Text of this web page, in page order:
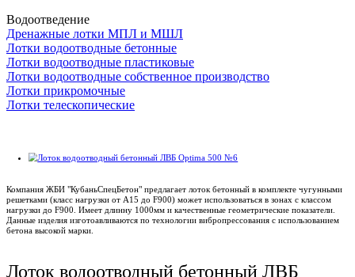
Водоотведение
Дренажные лотки МПЛ и МШЛ
Лотки водоотводные бетонные
Лотки водоотводные пластиковые
Лотки водоотводные собственное производство
Лотки прикромочные
Лотки телескопические